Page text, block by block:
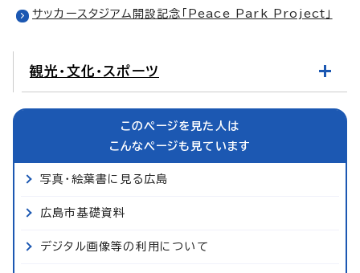
サッカースタジアム開設記念「Peace Park Project」
観光・文化・スポーツ
このページを見た人は
こんなページも見ています
写真・絵葉書に見る広島
広島市基礎資料
デジタル画像等の利用について